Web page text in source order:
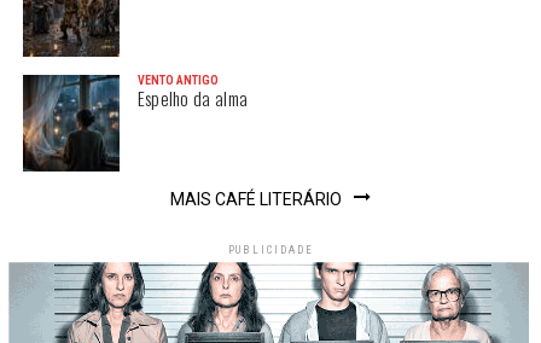
VENTO ANTIGO
Espelho da alma
MAIS CAFÉ LITERÁRIO
PUBLICIDADE